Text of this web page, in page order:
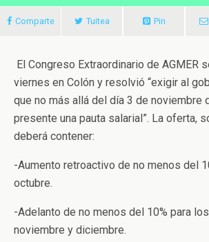
Comparte Tuitea Pin
El Congreso Extraordinario de AGMER
viernes en Colón y resolvió “exigir al
que no más allá del día 3 de noviembre
presente una pauta salarial”. La oferta,
deberá contener:
-Aumento retroactivo de no menos del
octubre.
-Adelanto de no menos del 10% para
noviembre y diciembre.